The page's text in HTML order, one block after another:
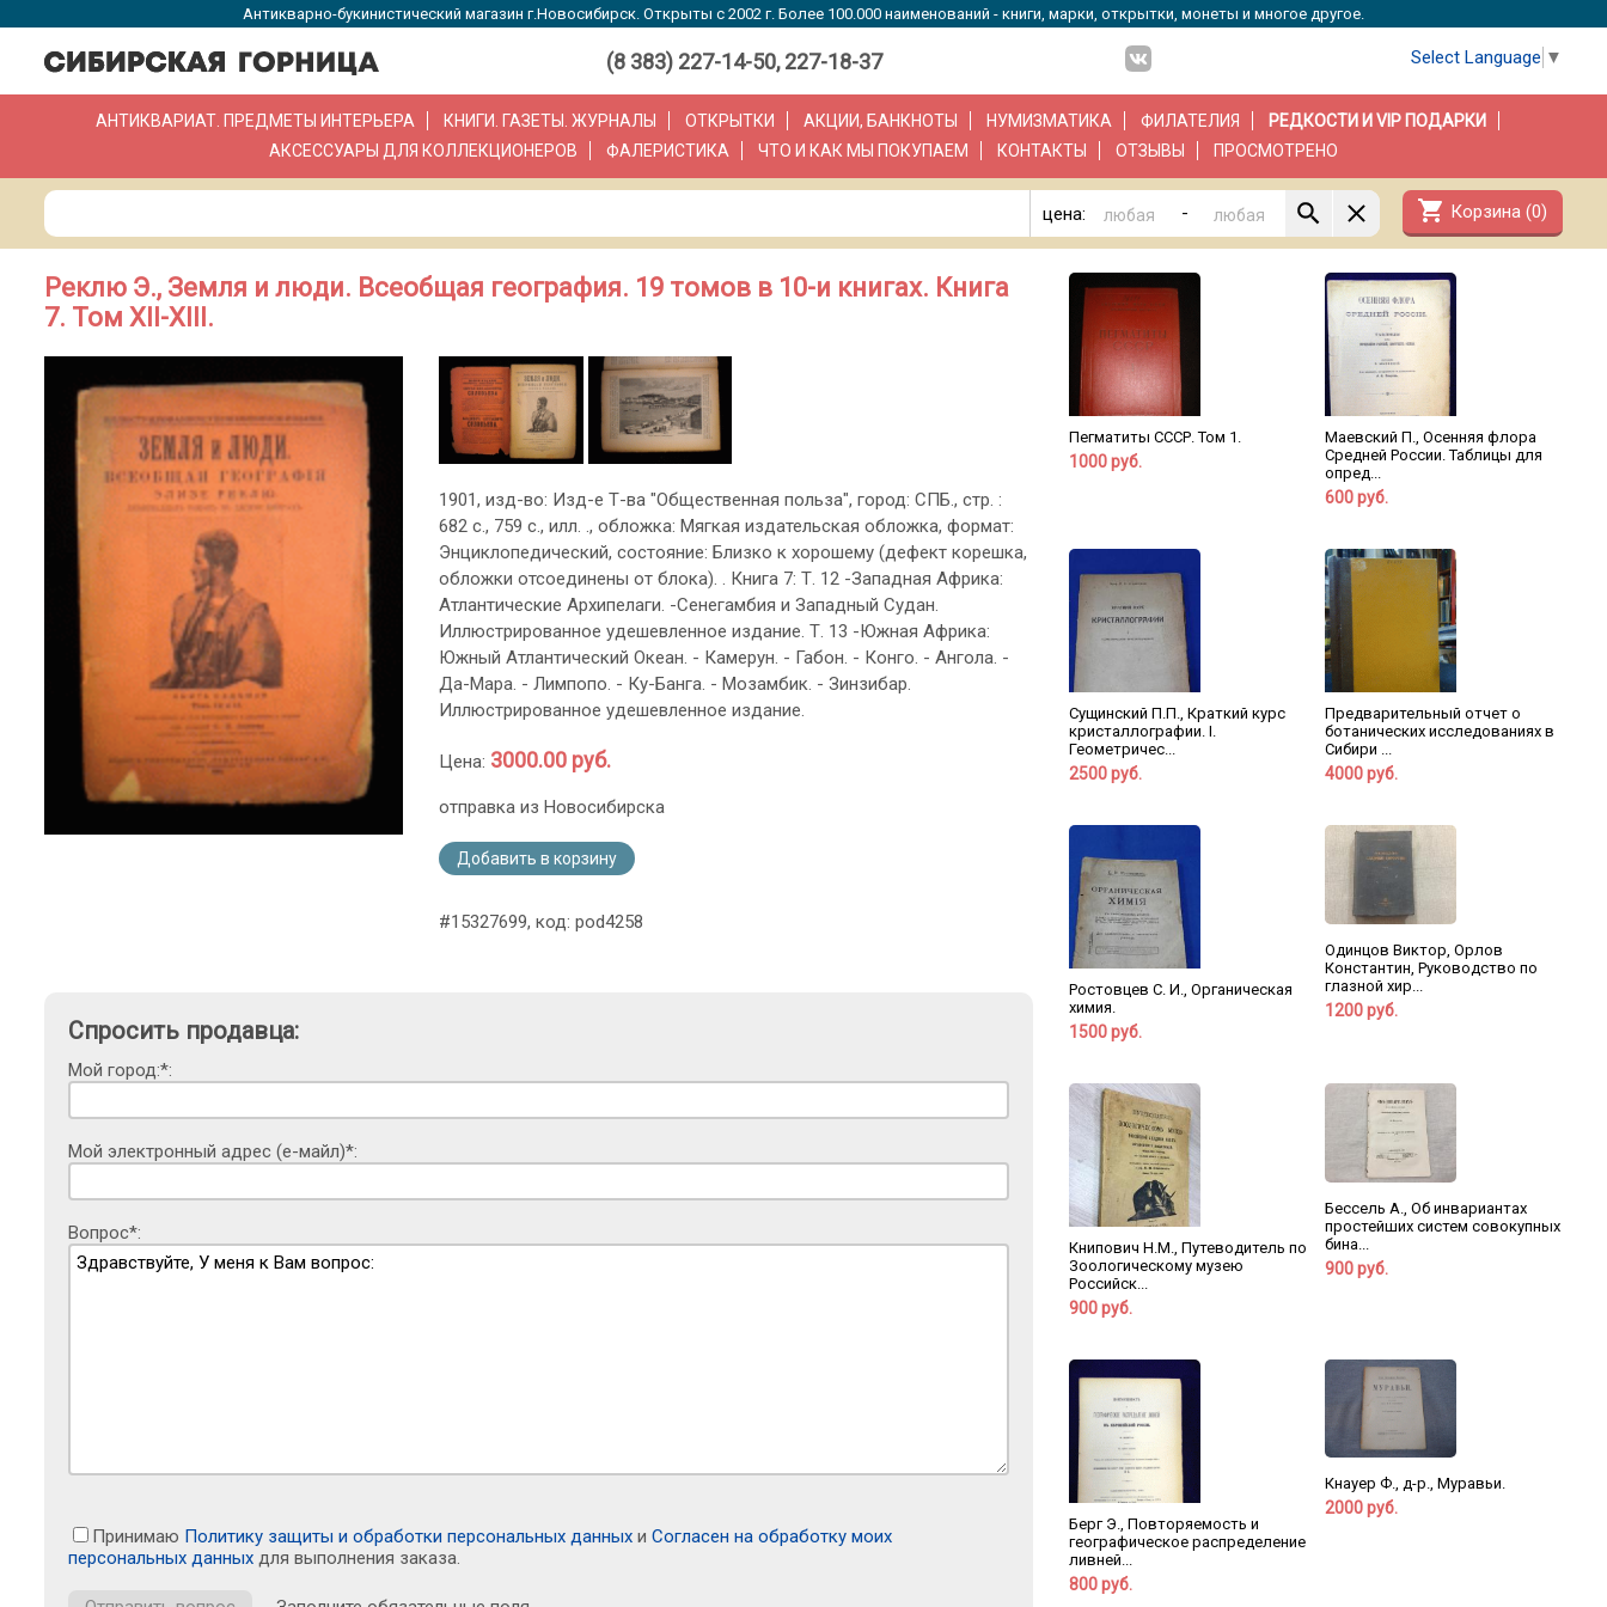
Антикварно-букинистический магазин г.Новосибирск. Открыты с 2002 г. Более 100.000 наименований - книги, марки, открытки, монеты и многое другое.
(8 383) 227-14-50, 227-18-37 Select Language ▼
АНТИКВАРИАТ. ПРЕДМЕТЫ ИНТЕРЬЕРА КНИГИ. ГАЗЕТЫ. ЖУРНАЛЫ ОТКРЫТКИ АКЦИИ, БАНКНОТЫ НУМИЗМАТИКА ФИЛАТЕЛИЯ
РЕДКОСТИ И VIP ПОДАРКИ
АКСЕССУАРЫ ДЛЯ КОЛЛЕКЦИОНЕРОВ
ФАЛЕРИСТИКА ЧТО И КАК МЫ ПОКУПАЕМ КОНТАКТЫ ОТЗЫВЫ ПРОСМОТРЕНО
цена: - shopping_cart Корзина (0)
Реклю Э., Земля и люди. Всеобщая география. 19 томов в 10-и книгах. Книга
7. Том ХII-ХIII.
1901, изд-во: Изд-е Т-ва "Общественная польза", город: СПБ., стр. :
682 с., 759 с., илл. ., обложка: Мягкая издательская обложка, формат:
Энциклопедический, состояние: Близко к хорошему (дефект корешка,
обложки отсоединены от блока). . Книга 7: Т. 12 -Западная Африка:
Атлантические Архипелаги. -Сенегамбия и Западный Судан.
Иллюстрированное удешевленное издание. Т. 13 -Южная Африка:
Южный Атлантический Океан. - Камерун. - Габон. - Конго. - Ангола. -
Да-Мара. - Лимпопо. - Ку-Банга. - Мозамбик. - Зинзибар.
Иллюстрированное удешевленное издание.
Цена: 3000.00 руб.
отправка из Новосибирска
Добавить в корзину
#15327699, код: pod4258
Спросить продавца:
Мой город:*:
Мой электронный адрес (е-майл)*:
Вопрос*:
Принимаю Политику защиты и обработки персональных данных и Согласен на обработку моих
персональных данных для выполнения заказа.
Пегматиты СССР. Том 1.
1000 руб.
Маевский П., Осенняя флора
Средней России. Таблицы для
опред...
600 руб.
Сущинский П.П., Краткий курс
кристаллографии. I.
Геометричес...
2500 руб.
Предварительный отчет о
ботанических исследованиях в
Сибири ...
4000 руб.
Ростовцев С. И., Органическая
химия.
1500 руб.
Одинцов Виктор, Орлов
Константин, Руководство по
глазной хир...
1200 руб.
Книпович Н.М., Путеводитель по
Зоологическому музею
Российск...
900 руб.
Бессель А., Об инвариантах
простейших систем совокупных
бина...
900 руб.
Берг Э., Повторяемость и
географическое распределение
ливней...
800 руб.
Кнауер Ф., д-р., Муравьи.
2000 руб.